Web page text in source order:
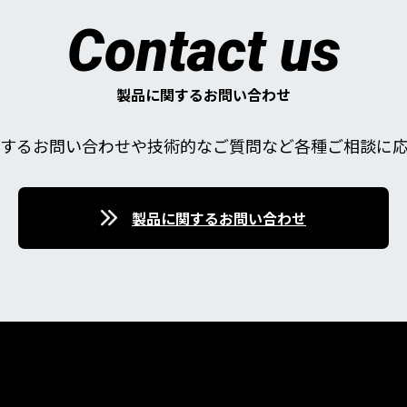
Contact us
製品に関するお問い合わせ
るお問い合わせや技術的なご質問など各種ご相談に応
製品に関するお問い合わせ